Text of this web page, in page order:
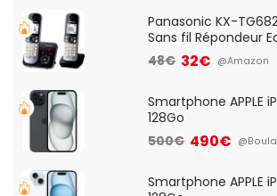
Panasonic KX-
Sans fil Répondeur
Française]
48€ 32€ @Amazon
Smartphone APPLE
128Go
500€ 490€
Smartphone APPLE